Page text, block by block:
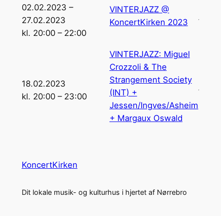
02.02.2023 –
27.02.2023
kl. 20:00 – 22:00
VINTERJAZZ @
KoncertKirken 2023
18.02.2023
kl. 20:00 – 23:00
VINTERJAZZ: Miguel
Crozzoli & The
Strangement Society
(INT) +
Jessen/Ingves/Asheim
+ Margaux Oswald
KoncertKirken
Dit lokale musik- og kulturhus i hjertet af Nørrebro